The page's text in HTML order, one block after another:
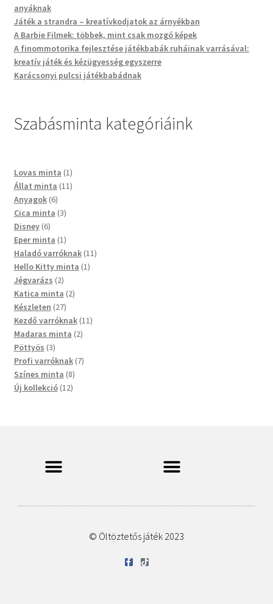
anyáknak
Játék a strandra – kreatívkodjatok az árnyékban
A Barbie Filmek: többek, mint csak mozgó képek
A finommotorika fejlesztése játékbabák ruháinak varrásával:
kreatív játék és kézügyesség egyszerre
Karácsonyi pulcsi játékbabádnak
Szabásminta kategóriáink
Lovas minta 1
Állat minta 11
Anyagok 6
Cica minta 3
Disney 6
Eper minta 1
Haladó varróknak 11
Hello Kitty minta 1
Jégvarázs 2
Katica minta 2
Készleten 27
Kezdő varróknak 11
Madaras minta 2
Pöttyös 3
Profi varróknak 7
Színes minta 8
Új kollekció 12
© Öltöztetős játék 2023